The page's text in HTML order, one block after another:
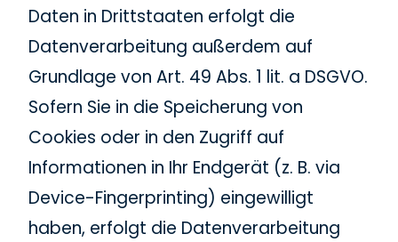
Daten in Drittstaaten erfolgt die
Datenverarbeitung außerdem auf
Grundlage von Art. 49 Abs. 1 lit. a DSGVO.
Sofern Sie in die Speicherung von
Cookies oder in den Zugriff auf
Informationen in Ihr Endgerät (z. B. via
Device-Fingerprinting) eingewilligt
haben, erfolgt die Datenverarbeitung